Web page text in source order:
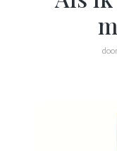
door